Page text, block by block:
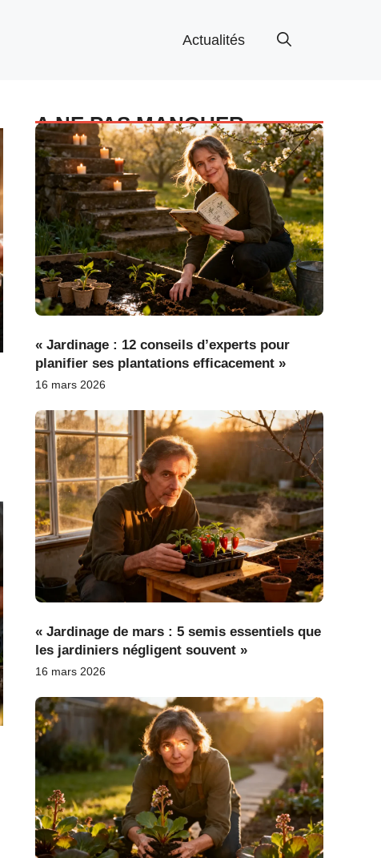
Actualités
A NE PAS MANQUER
« Jardinage : 12 conseils d’experts pour
planifier ses plantations efficacement »
16 mars 2026
« Jardinage de mars : 5 semis essentiels que
les jardiniers négligent souvent »
16 mars 2026